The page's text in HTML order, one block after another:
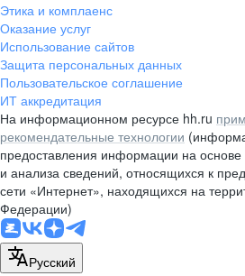
pr@rabota.by
Алматы
пр. Абая, д. 151, БЦ Алатау,
12 этаж, офис 1209
+7 727 232-13-13
pr@headhunter.com.kz
Этика и комплаенс
Оказание услуг
Использование сайтов
Защита персональных данных
Пользовательское соглашение
ИТ аккредитация
На информационном ресурсе hh.ru
рекомендательные технологии
предоставления информации на основе
и анализа сведений, относящихся к
сети «Интернет», находящихся на
Федерации)
Русский